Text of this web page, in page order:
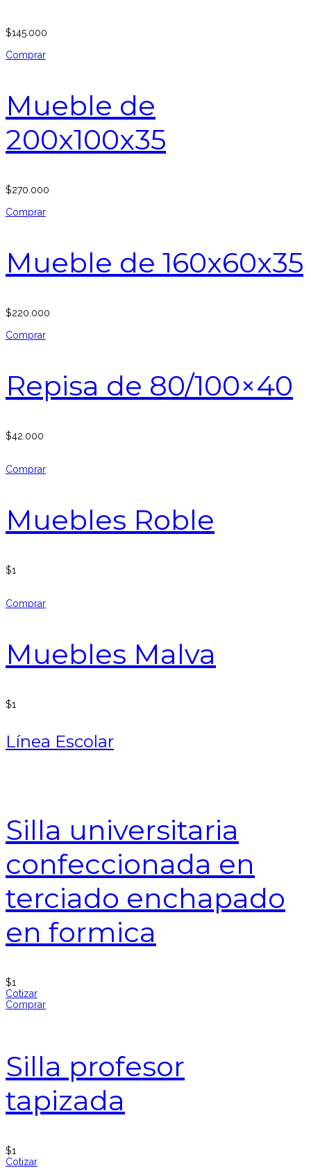
$145.000
Comprar
Mueble de
200x100x35
$270.000
Comprar
Mueble de 160x60x35
$220.000
Comprar
Repisa de 80/100×40
$42.000
Comprar
Muebles Roble
$1
Comprar
Muebles Malva
$1
Línea Escolar
Silla universitaria
confeccionada en
terciado enchapado
en formica
$1
Cotizar
Comprar
Silla profesor
tapizada
$1
Cotizar